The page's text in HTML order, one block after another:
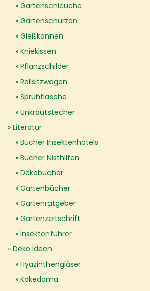
Gartenschläuche
Gartenschürzen
Gießkannen
Kniekissen
Pflanzschilder
Rollsitzwagen
Sprühflasche
Unkrautstecher
Literatur
Bücher Insektenhotels
Bücher Nisthilfen
Dekobücher
Gartenbücher
Gartenratgeber
Gartenzeitschrift
Insektenführer
Deko Ideen
Hyazinthengläser
Kokedama